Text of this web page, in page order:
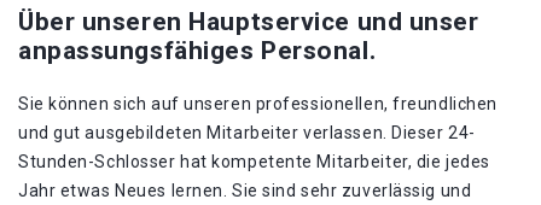
Über unseren Hauptservice und unser
anpassungsfähiges Personal.
Sie können sich auf unseren professionellen, freundlichen
und gut ausgebildeten Mitarbeiter verlassen. Dieser 24-
Stunden-Schlosser hat kompetente Mitarbeiter, die jedes
Jahr etwas Neues lernen. Sie sind sehr zuverlässig und